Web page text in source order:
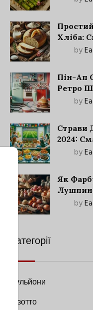
Хліба:
by
Пін-Ап
Ретро
by
Страви
2024:
by
Як
by
Категорії
Бульйони
Різотто